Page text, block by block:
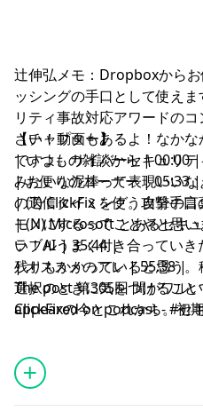
辻伸弘メモ：Dropboxから
ッシングの手口として使え
リティ事故対応アワードの
さい！動画もあるよ！なか
ですよ。サイバーセキュリ
みたいな泥棒って表現いい
の送信タイミング。自分の
モノにするってことやと思
い！AIうまく付き合ってい
残りもかかっていると思う
選択のときに気をつけるこ
ClickFixの今とこれから。初
化とその冗長化。BYOIとは
てそれほど難しいことでは
ときのジレンマ。目的は。こ
にも見ることができる。単
【チャプター】
| いつもの雑談から | 00:00 |
| お便りのコーナー | 05:33 |
| (T) ClickFix を使う攻撃手
| (N) Microsoft とあるセキ
ラブル | 35:44 |
| オススメのアレ | 55:38 |
The post第305回 間がワル
appeared onpodcast - #セ